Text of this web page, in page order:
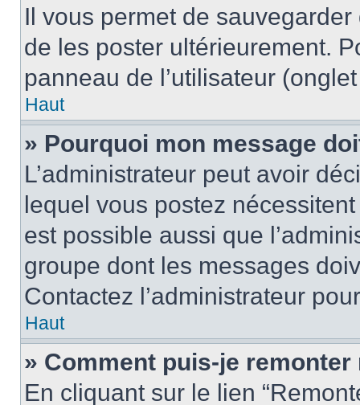
Il vous permet de
de les poster ultérieurement.
panneau de l’utilisateur
Haut
» Pourquoi mon message
L’administrateur peut avoir
lequel vous postez
est possible aussi que
groupe dont les messages
Contactez l’administrateur
Haut
» Comment puis-je
En cliquant sur le lien